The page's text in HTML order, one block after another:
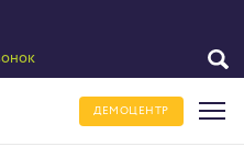
ДЕМОЦЕНТР